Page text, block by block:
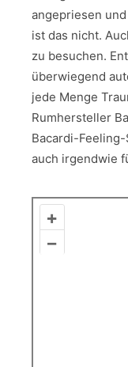
angepriesen
ist das nicht.
zu besuchen.
überwiegend
jede Menge
Rumhersteller
Bacardi-
auch irgendwie
+
–